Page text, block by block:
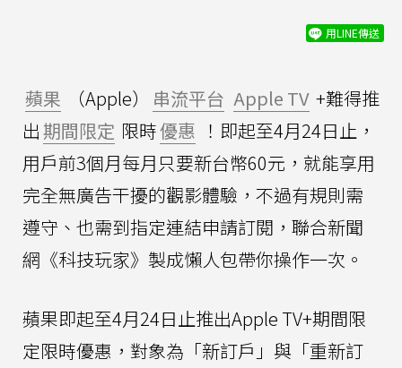
用LINE傳送
蘋果 （Apple） 串流平台 Apple TV +難得推
出期間限定 限時優惠 ！即起至4月24日止，
用戶前3個月每月只要新台幣60元，就能享用
完全無廣告干擾的觀影體驗，不過有規則需
遵守、也需到指定連結申請訂閱，聯合新聞
網《科技玩家》製成懶人包帶你操作一次。
蘋果即起至4月24日止推出Apple TV+期間限
定限時優惠，對象為「新訂戶」與「重新訂